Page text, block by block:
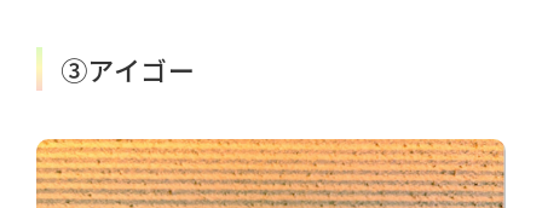
③アイゴー